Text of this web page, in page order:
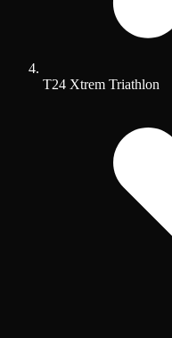
T24 Xtrem Triathlon